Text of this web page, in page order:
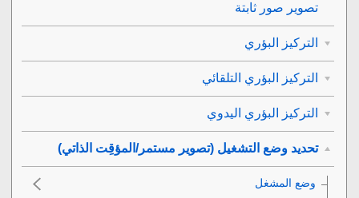
تصوير صور ثابتة
التركيز البؤري
التركيز البؤري التلقائي
التركيز البؤري اليدوي
تحديد وضع التشغيل (تصوير مستمر/المؤقِت الذاتي)
وضع المشغل